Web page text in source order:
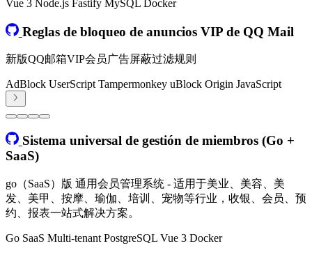
Vue 3 Node.js Fastify MySQL Docker
Reglas de bloqueo de anuncios VIP de QQ Mail
新版QQ邮箱VIP会员广告屏蔽过滤规则
AdBlock UserScript Tampermonkey uBlock Origin JavaScript
Sistema universal de gestión de miembros (Go +
SaaS)
go（SaaS）版 通用会员管理系统 - 适用于美业、美容、美
发、美甲、按摩、瑜伽、培训、宠物等行业，收银、会员、预
约、报表一站式解决方案。
Go SaaS Multi-tenant PostgreSQL Vue 3 Docker